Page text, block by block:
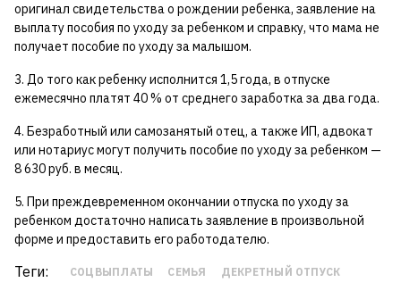
оригинал свидетельства о рождении ребенка, заявление на
выплату пособия по уходу за ребенком и справку, что мама не
получает пособие по уходу за малышом.
3. До того как ребенку исполнится 1,5 года, в отпуске
ежемесячно платят 40 % от среднего заработка за два года.
4. Безработный или самозанятый отец, а также ИП, адвокат
или нотариус могут получить пособие по уходу за ребенком —
8 630 руб. в месяц.
5. При преждевременном окончании отпуска по уходу за
ребенком достаточно написать заявление в произвольной
форме и предоставить его работодателю.
Теги: СОЦВЫПЛАТЫ СЕМЬЯ ДЕКРЕТНЫЙ ОТПУСК